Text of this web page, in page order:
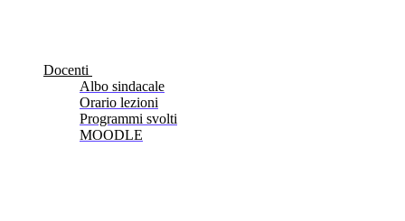
Docenti
Albo sindacale
Orario lezioni
Programmi svolti
MOODLE